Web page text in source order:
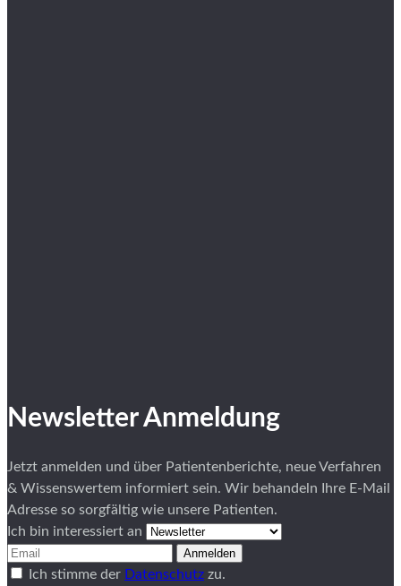
Newsletter Anmeldung
Jetzt anmelden und über Patientenberichte, neue Verfahren
& Wissenswertem informiert sein. Wir behandeln Ihre E-Mail
Adresse so sorgfältig wie unsere Patienten.
Ich bin interessiert an
Anmelden
Ich stimme der Datenschutz zu.